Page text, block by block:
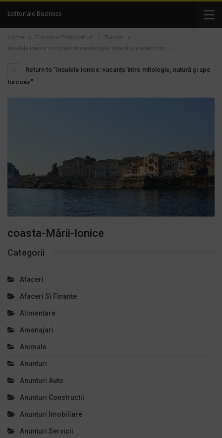
Editoriale Business
Home Turism si Transporturi
Turism
Insulele Ionice: vacanțe între mitologie, natură și ape turcoaz
Return to "Insulele Ionice: vacanțe între mitologie, natură și ape
turcoaz"
coasta-Mării-Ionice
Categorii
Afaceri
Afaceri Si Finante
Alimentare
Amenajari
Animale
Anunturi
Anunturi Auto
Anunturi Constructii
Anunturi Imobiliare
Anunturi Servicii